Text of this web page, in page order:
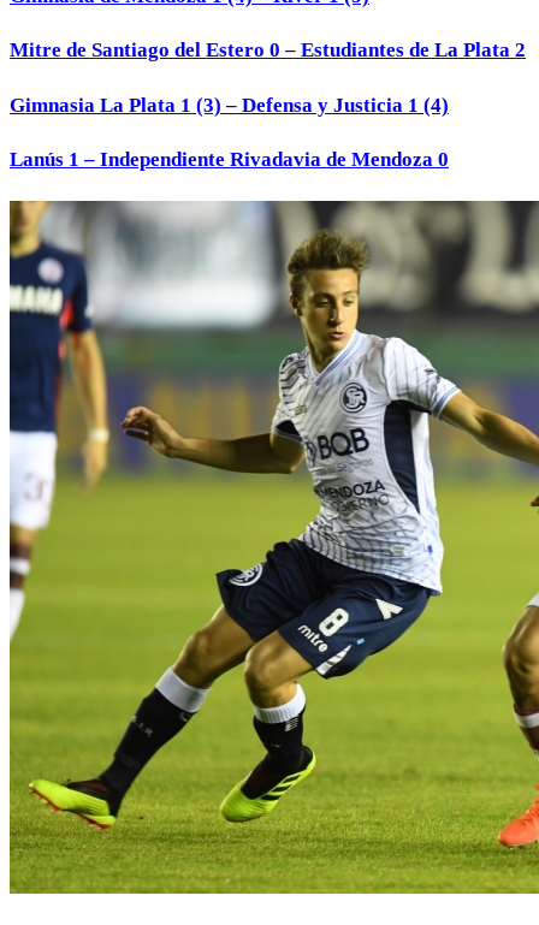
Mitre de Santiago del Estero 0 – Estudiantes de La Plata 2
Gimnasia La Plata 1 (3) – Defensa y Justicia 1 (4)
Lanús 1 – Independiente Rivadavia de Mendoza 0